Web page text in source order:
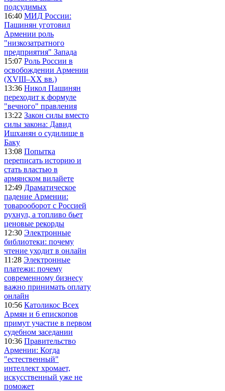
подсудимых
16:40 МИД России:
Пашинян уготовил
Армении роль
"низкозатратного
предприятия" Запада
15:07 Роль России в
освобождении Армении
(XVIII–XX вв.)
13:36 Никол Пашинян
переходит к формуле
"вечного" правления
13:22 Закон силы вместо
силы закона: Давид
Ишханян о судилище в
Баку
13:08 Попытка
переписать историю и
стать властью в
армянском вилайете
12:49 Драматическое
падение Армении:
товарооборот с Россией
рухнул, а топливо бьет
ценовые рекорды
12:30 Электронные
библиотеки: почему
чтение уходит в онлайн
11:28 Электронные
платежи: почему
современному бизнесу
важно принимать оплату
онлайн
10:56 Католикос Всех
Армян и 6 епископов
примут участие в первом
судебном заседании
10:36 Правительство
Армении: Когда
"естественный"
интеллект хромает,
искусственный уже не
поможет